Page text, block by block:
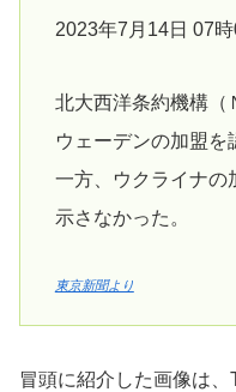
2023年7月14日 07
北大西洋条約機構（
ウェーデンの加盟を
一方、ウクライナの
示さなかった。
東京新聞より
冒頭に紹介した画像は、